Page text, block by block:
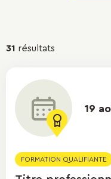
Résultats
recherche
31 résultats
19
FORMATION QUALIFIANTE